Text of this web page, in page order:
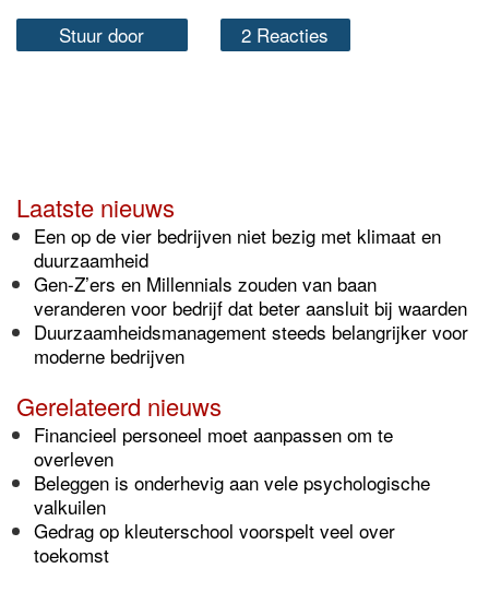
Stuur door 2 Reacties
Laatste nieuws
Een op de vier bedrijven niet bezig met klimaat en
duurzaamheid
Gen-Z’ers en Millennials zouden van baan
veranderen voor bedrijf dat beter aansluit bij waarden
Duurzaamheidsmanagement steeds belangrijker voor
moderne bedrijven
Gerelateerd nieuws
Financieel personeel moet aanpassen om te
overleven
Beleggen is onderhevig aan vele psychologische
valkuilen
Gedrag op kleuterschool voorspelt veel over
toekomst